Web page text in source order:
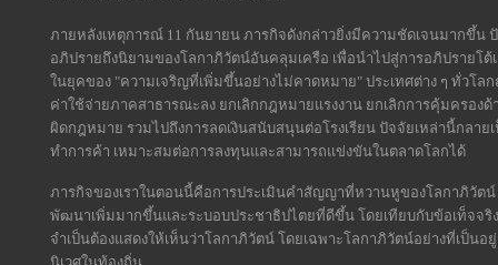
ภายหลังเหตุการณ์ 11 กันยายน ภารกิจดังกล่าวยิ่งมีความชัดเจนมากขึ้น
อภิปรายถึงนิยามของโลกาภิวัตน์อันคลุมเครือ เพื่อนำไปสู่การอภิปรายโต้
ในยุคของ "ความเจริญที่เพิ่มขึ้นอย่างไม่คาดหมาย" ประเทศต่าง ๆ ทั่วโล
ค่าใช้จ่ายภาคสาธารณะลง ยกเลิกกฎหมายแรงงาน ยกเลิกการคุ้มครอง
ผิดกฎหมาย รวมไปถึงการลดเงินสนับสนุนต่อโรงเรียน ปัจจัยเหล่านี้กลาย
ทำการค้า เหมาะสมต่อการลงทุนและสามารถแข่งขันในตลาดโลกได้
ภารกิจของเราในตอนนี้คือการประเมินคำสัญญาที่หวานหูของโลกาภิวัต
พัฒนาเพิ่มมากขึ้นและระบอบประชาธิปไตยที่ดีขึ้น โดยเทียบกับข้อเท็จจริ
จำเป็นต้องแสดงให้เห็นว่าโลกาภิวัตน์ โดยเฉพาะโลกาภิวัตน์อย่างที่เป็